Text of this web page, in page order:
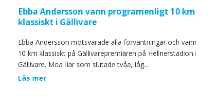
Ebba Andersson vann programenligt 10 km
klassiskt i Gällivare
Ebba Andersson motsvarade alla förväntningar och vann
10 km klassiskt på Gällivarepremiären på Hellnerstadion i
Gällivare. Moa Ilar som slutade tvåa, låg...
Läs mer